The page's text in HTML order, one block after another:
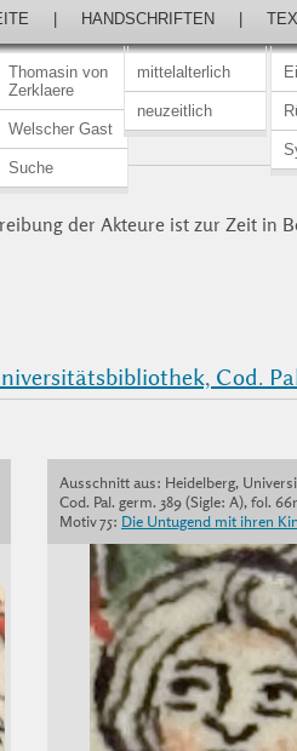
Thomasin von
Zerklaere
Welscher Gast
Suche
HANDSCHRIFTEN
mittelalterlich
neuzeitlich
der Akteure ist zur Zeit in
Cod.
Ausschnitt aus: Heidelberg,
Cod. Pal. germ. 389 (Sigle: A), fol.
Motiv 75: Die Untugend mit ihren